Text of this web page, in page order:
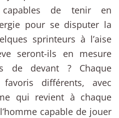
capables de tenir en
pour se disputer la
sprinteurs à l’aise
seront-ils en mesure
de devant ? Chaque
différents, avec
qui revient à chaque
capable de jouer